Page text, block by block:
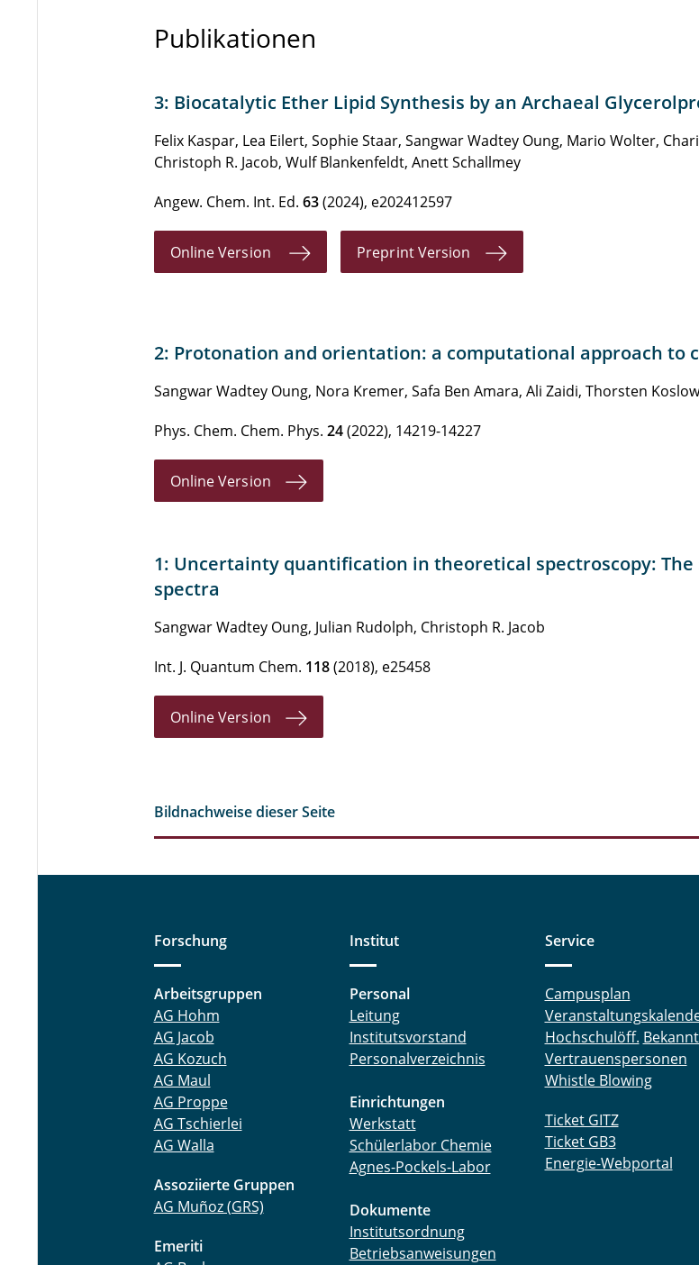
Publikationen
3: Biocatalytic Ether Lipid Synthesis by an Archaeal
Felix Kaspar, Lea Eilert, Sophie Staar, Sangwar Wadtey Oung, Mario Wolter,
Christoph R. Jacob, Wulf Blankenfeldt, Anett Schallmey
Angew. Chem. Int. Ed. 63(2024), e202412597
Online Version Preprint Version
2: Protonation and orientation: a computational approach to
Sangwar Wadtey Oung, Nora Kremer, Safa Ben Amara, Ali Zaidi, Thorsten
Phys. Chem. Chem. Phys. 24(2022), 14219-14227
Online Version
1: Uncertainty quantification in theoretical spectroscopy:
spectra
Sangwar Wadtey Oung, Julian Rudolph, Christoph R. Jacob
Int. J. Quantum Chem. 118(2018), e25458
Online Version
Bildnachweise dieser Seite
Forschung
Arbeitsgruppen
AG Hohm
AG Jacob
AG Kozuch
AG Maul
AG Proppe
AG Tschierlei
AG Walla
Assoziierte Gruppen
AG Muñoz (GRS)
Emeriti
Institut
Personal
Leitung
Institutsvorstand
Personalverzeichnis
Einrichtungen
Werkstatt
Schülerlabor Chemie
Agnes-Pockels-Labor
Dokumente
Institutsordnung
Betriebsanweisungen
Service
Campusplan
Hochschulöff.
Vertrauenspersonen
Whistle Blowing
Ticket GITZ
Ticket GB3
Energie-Webportal